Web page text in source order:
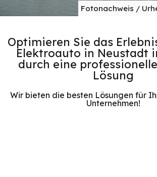
Fotonachweis /
Optimieren Sie das
Elektroauto in Neustadt
durch eine
Lösung
Wir bieten die besten Lösungen für
Unternehmen!